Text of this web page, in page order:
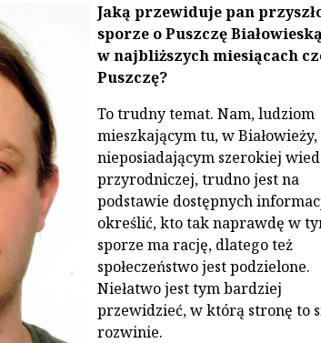
Jaką przewiduje pan
sporze o Puszczę
w najbliższych miesiącach
Puszczę?
To trudny temat. Nam, ludziom
mieszkającym tu, w Białowieży,
nieposiadającym szerokiej
przyrodniczej, trudno jest na
podstawie dostępnych
określić, kto tak naprawdę w
sporze ma rację, dlatego też
społeczeństwo jest podzielone.
Niełatwo jest tym bardziej
przewidzieć, w którą stronę to
rozwinie.